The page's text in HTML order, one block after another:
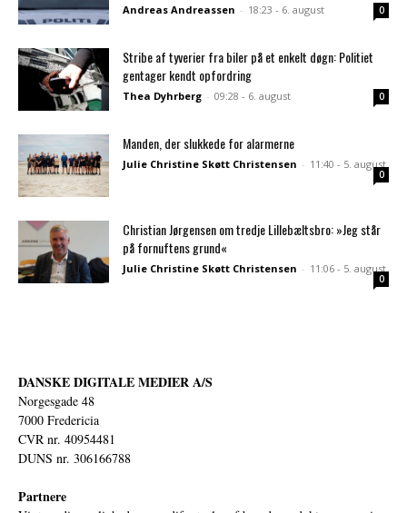
Andreas Andreassen - 18:23 - 6. august 0
Stribe af tyverier fra biler på et enkelt døgn: Politiet
gentager kendt opfordring
Thea Dyhrberg - 09:28 - 6. august 0
Manden, der slukkede for alarmerne
Julie Christine Skøtt Christensen - 11:40 - 5. august
0
Christian Jørgensen om tredje Lillebæltsbro: »Jeg står
på fornuftens grund«
Julie Christine Skøtt Christensen - 11:06 - 5. august
0
DANSKE DIGITALE MEDIER A/S
Norgesgade 48
7000 Fredericia
CVR nr. 40954481
DUNS nr. 306166788
Partnere